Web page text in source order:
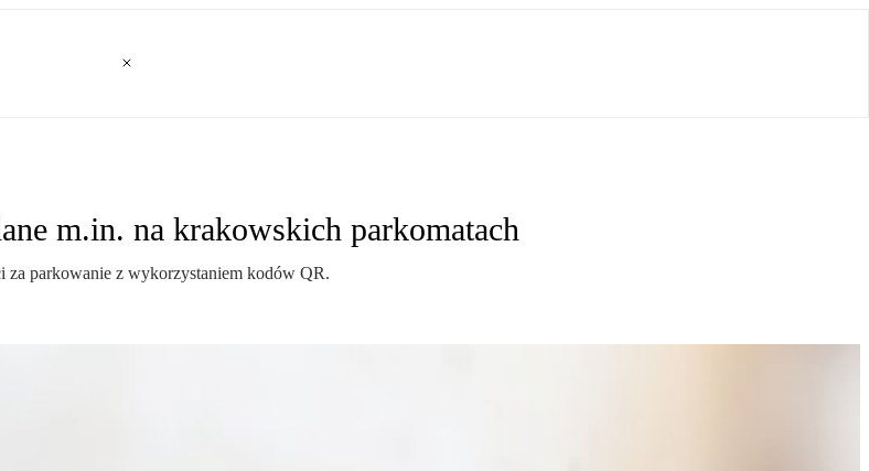
m.in. na krakowskich parkomatach
za parkowanie z wykorzystaniem kodów QR.